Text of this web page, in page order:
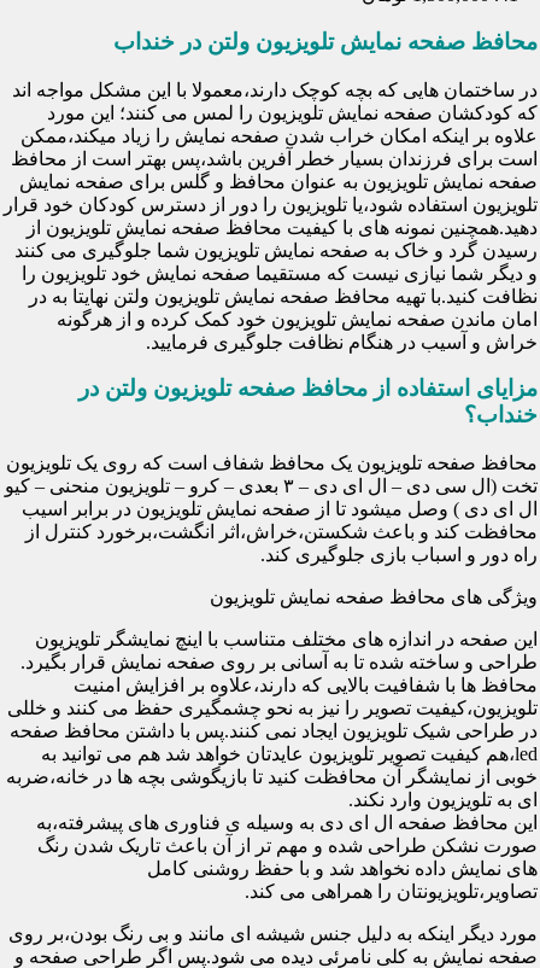
محافظ صفحه نمایش تلویزیون ولتن در خنداب
در ساختمان هایی که بچه کوچک دارند،معمولا با این مشکل مواجه اند
که کودکشان صفحه نمایش تلویزیون را لمس می کنند؛ این مورد
علاوه بر اینکه امکان خراب شدن صفحه نمایش را زیاد میکند،ممکن
است برای فرزندان بسیار خطر آفرین باشد،پس بهتر است از محافظ
صفحه نمایش تلویزیون به عنوان محافظ و گلس برای صفحه نمایش
تلویزیون استفاده شود،یا تلویزیون را دور از دسترس کودکان خود قرار
دهید.همچنین نمونه های با کیفیت محافظ صفحه نمایش تلویزیون از
رسیدن گرد و خاک به صفحه نمایش تلویزیون شما جلوگیری می کنند
و دیگر شما نیازی نیست که مستقیما صفحه نمایش خود تلویزیون را
نظافت کنید.با تهیه محافظ صفحه نمایش تلویزیون ولتن نهایتا به در
امان ماندن صفحه نمایش تلویزیون خود کمک کرده و از هرگونه
خراش و آسیب در هنگام نظافت جلوگیری فرمایید.
مزایای استفاده از محافظ صفحه تلویزیون ولتن در
خنداب؟
محافظ صفحه تلویزیون یک محافظ شفاف است که روی یک تلویزیون
تخت (ال سی دی – ال ای دی – ۳ بعدی – کرو – تلویزیون منحنی – کیو
ال ای دی ) وصل میشود تا از صفحه نمایش تلویزیون در برابر اسیب
محافظت کند و باعث شکستن،خراش،اثر انگشت،برخورد کنترل از
راه دور و اسباب بازی جلوگیری کند.
ویژگی های محافظ صفحه نمایش تلویزیون
این صفحه در اندازه های مختلف متناسب با اینچ نمایشگر تلویزیون
طراحی و ساخته شده تا به آسانی بر روی صفحه نمایش قرار بگیرد.
محافظ ها با شفافیت بالایی که دارند،علاوه بر افزایش امنیت
تلویزیون،کیفیت تصویر را نیز به نحو چشمگیری حفظ می کنند و خللی
در طراحی شیک تلویزیون ایجاد نمی کنند.پس با داشتن محافظ صفحه
led،هم کیفیت تصویر تلویزیون عایدتان خواهد شد هم می توانید به
خوبی از نمایشگر آن محافظت کنید تا بازیگوشی بچه ها در خانه،ضربه
ای به تلویزیون وارد نکند.
این محافظ صفحه ال ای دی به وسیله ی فناوری های پیشرفته،به
صورت نشکن طراحی شده و مهم تر از آن باعث تاریک شدن رنگ
های نمایش داده نخواهد شد و با حفظ روشنی کامل
تصاویر،تلویزیونتان را همراهی می کند.
مورد دیگر اینکه به دلیل جنس شیشه ای مانند و بی رنگ بودن،بر روی
صفحه نمایش به کلی نامرئی دیده می شود.پس اگر طراحی صفحه و